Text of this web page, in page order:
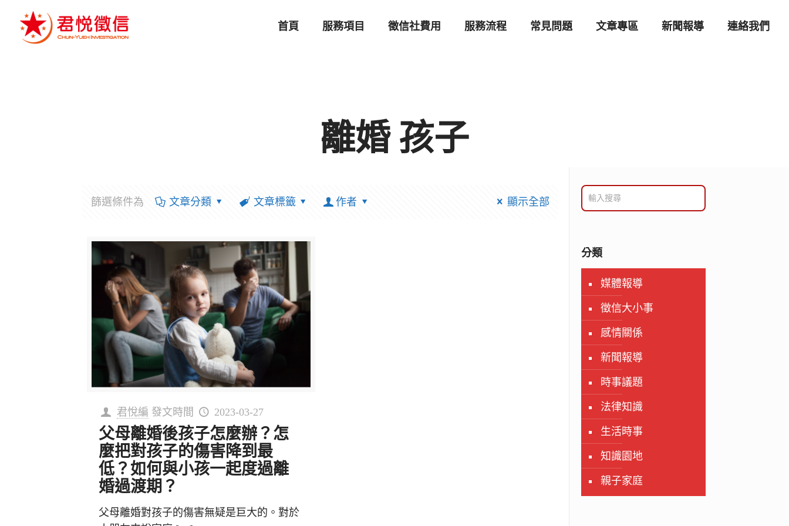
首頁 服務項目 徵信社費用 服務流程 常見問題 文章專區 新聞報導 連絡我們
離婚 孩子
篩選條件為 文章分類 文章標籤 作者 顯示全部
君悅編 發文時間 2023-03-27
父母離婚後孩子怎麼辦？怎
麼把對孩子的傷害降到最
低？如何與小孩一起度過離
婚過渡期？
父母離婚對孩子的傷害無疑是巨大的。對於
分類
媒體報導
徵信大小事
感情關係
新聞報導
時事議題
法律知識
生活時事
知識園地
親子家庭